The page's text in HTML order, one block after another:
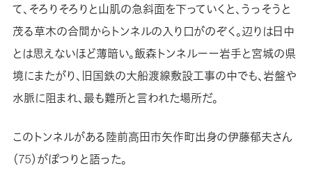
て、そろりそろりと山肌の急斜面を下っていくと、うっそうと
茂る草木の合間からトンネルの入り口がのぞく。辺りは日中
とは思えないほど薄暗い。飯森トンネルーー岩手と宮城の県
境にまたがり、旧国鉄の大船渡線敷設工事の中でも、岩盤や
水脈に阻まれ、最も難所と言われた場所だ。
このトンネルがある陸前高田市矢作町出身の伊藤郁夫さん
（75）がぽつりと語った。